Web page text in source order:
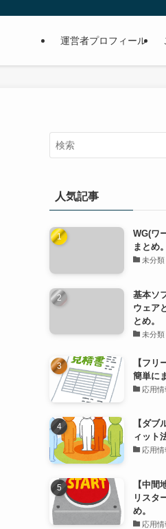
運営者プロフィール
人気記事
WG(ワ
まとめ。
未分類
基本ソ
ウェア
とめ。
未分類
【フリ
簡単に
応用
【ダブ
ィット
応用
【中間
リスタ
め。
応用